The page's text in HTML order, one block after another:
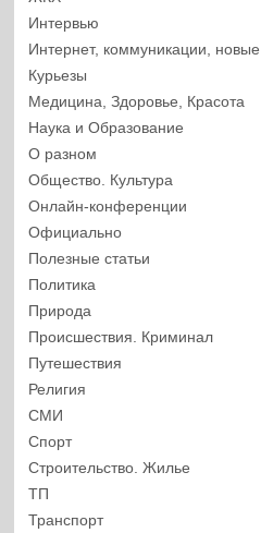
Интервью
Интернет, коммуникации, новые
Курьезы
Медицина, Здоровье, Красота
Наука и Образование
О разном
Общество. Культура
Онлайн-конференции
Официально
Полезные статьи
Политика
Природа
Происшествия. Криминал
Путешествия
Религия
СМИ
Спорт
Строительство. Жилье
ТП
Транспорт